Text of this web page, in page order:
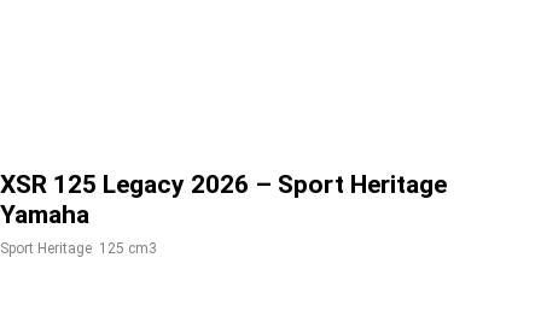
XSR 125 Legacy 2026 – Sport Heritage
Yamaha
Sport Heritage 125 cm3